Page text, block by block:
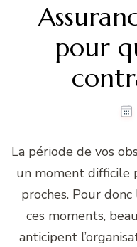
pour
La période de vos
un moment difficile
proches. Pour
ces moments,
anticipent